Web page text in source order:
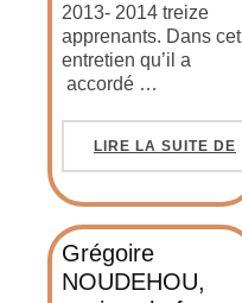
2013- 2014 treize
apprenants. Dans cet
entretien qu’il a
accordé …
LIRE LA SUITE DE
Grégoire
NOUDEHOU,